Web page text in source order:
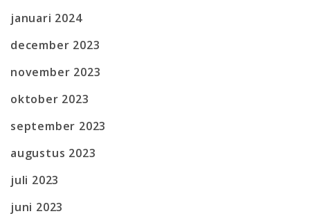
januari 2024
december 2023
november 2023
oktober 2023
september 2023
augustus 2023
juli 2023
juni 2023